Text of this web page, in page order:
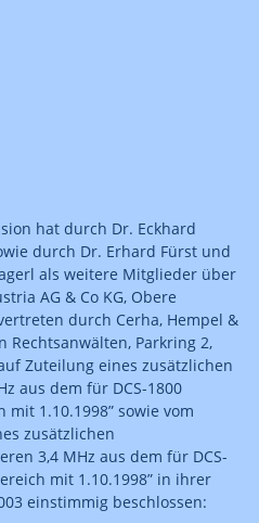
hat durch Dr. Eckhard
durch Dr. Erhard Fürst und
als weitere Mitglieder über
AG & Co KG, Obere
durch Cerha, Hempel &
Rechtsanwälten, Parkring 2,
Zuteilung eines zusätzlichen
aus dem für DCS-1800
1.10.1998” sowie vom
zusätzlichen
3,4 MHz aus dem für DCS-
mit 1.10.1998” in ihrer
einstimmig beschlossen: